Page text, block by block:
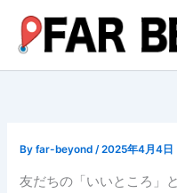
ス
Byfar-beyond/2025年4月4日
友だちの「いいところ」